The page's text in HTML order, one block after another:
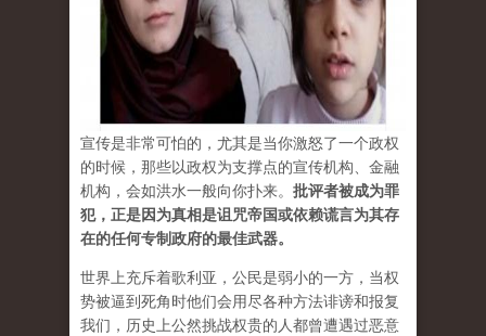
宣传是非常可怕的，尤其是当你激怒了一个政权
的时候，那些以政权为支撑点的宣传机构、金融
机构，会如洪水一般向你扑来。 批评者被成为罪
犯，正是因为真相是诅咒帝国或依赖谎言为其存
在的任何专制政府的最佳武器。
世界上充斥着歌利亚，公民是弱小的一方，当权
势被逼到死角时他们会用尽各种方法诽谤和报复
我们，历史上公然挑战权贵的人都曾遭遇过恶意